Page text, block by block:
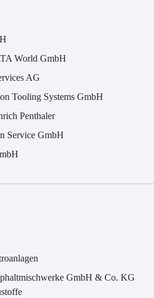
World GmbH
AG
Tooling Systems GmbH
Penthaler
Service GmbH
GmbH & Co. KG